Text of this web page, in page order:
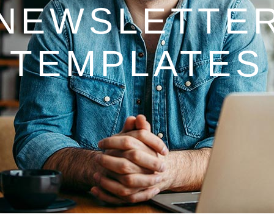
TEMPLATES